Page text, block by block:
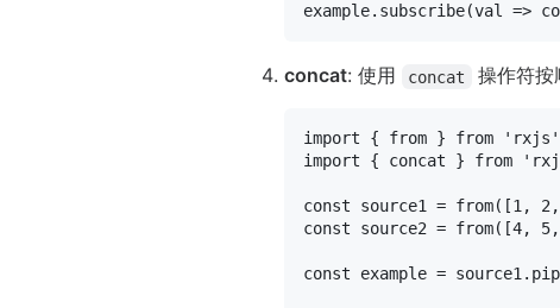
example. subscribe(val =>
concat: 使用 concat 操作符按
import { from } from 'rxjs'
import { concat } from
const source1 = from([1, 2,
const source2 = from([4, 5,
const example = source1.